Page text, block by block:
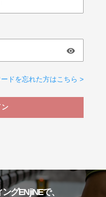
ドを忘れた方はこちら >
ン
グENjiNEで、